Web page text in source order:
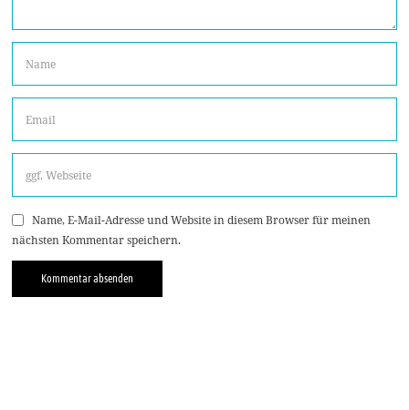
Name, E-Mail-Adresse und Website in diesem Browser für meinen
nächsten Kommentar speichern.